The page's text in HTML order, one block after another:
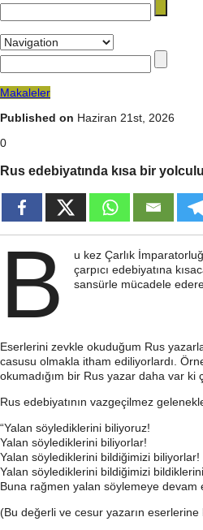
Makaleler
Published on Haziran 21st, 2026
0
Rus edebiyatında kısa bir
B
u kez Çarlık
çarpıcı edebiyatına
sansürle mücadele
Eserlerini zevkle okuduğum Rus
casusu olmakla itham ediliyorlardı.
okumadığım bir Rus yazar daha var
Rus edebiyatının vazgeçilmez
“Yalan söylediklerini biliyoruz!
Yalan söylediklerini biliyorlar!
Yalan söylediklerini bildiğimizi biliyorlar!
Yalan söylediklerini bildiğimizi
Buna rağmen yalan söylemeye devam
(Bu değerli ve cesur yazarın